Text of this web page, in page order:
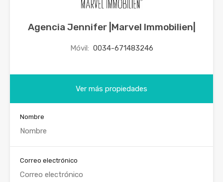
Agencia Jennifer |Marvel Immobilien|
Móvil: 0034-671483246
Ver más propiedades
Nombre
Correo electrónico